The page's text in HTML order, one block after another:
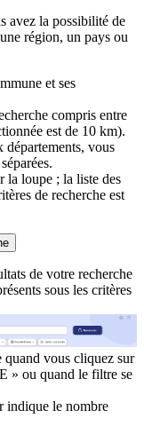
avez la possibilité de
région, un pays ou
et ses
compris entre
est de 10 km).
départements, vous
la loupe ; la liste des
de recherche est
de votre recherche
sous les critères
quand vous cliquez sur
» ou quand le filtre se
indique le nombre